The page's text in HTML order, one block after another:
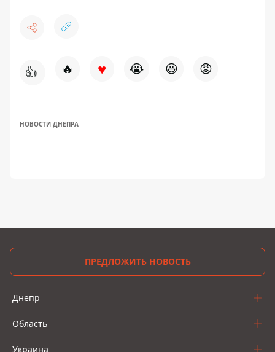
👍 🔥 ♥ 😭 😆 😡
НОВОСТИ ДНЕПРА
ПРЕДЛОЖИТЬ НОВОСТЬ
Днепр
Область
Украина